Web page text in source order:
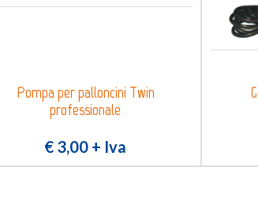
Pompa per palloncini Twin
professionale
€ 3,00 + Iva